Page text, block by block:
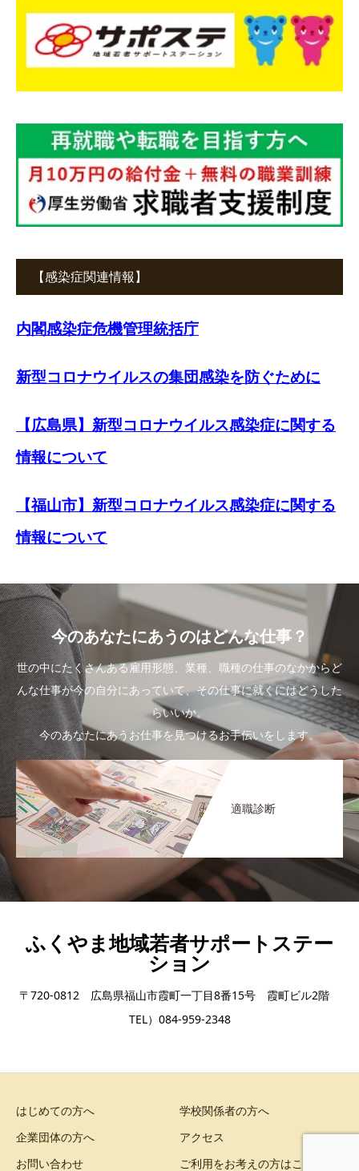
【感染症関連情報】
内閣感染症危機管理統括庁
新型コロナウイルスの集団感染を防ぐために
【広島県】新型コロナウイルス感染症に関する
情報について
【福山市】新型コロナウイルス感染症に関する
情報について
今のあなたにあうのはどんな仕事？
世の中にたくさんある雇用形態、業種、職種の仕事のなかからど
んな仕事が今の自分にあっていて、その仕事に就くにはどうした
らいいか。
今のあなたにあうお仕事を見つけるお手伝いをします。
適職診断
ふくやま地域若者サポートステー
ション
〒720-0812 広島県福山市霞町一丁目8番15号 霞町ビル2階
TEL）084-959-2348
はじめての方へ
学校関係者の方へ
企業団体の方へ
アクセス
お問い合わせ
ご利用をお考えの方はこちら